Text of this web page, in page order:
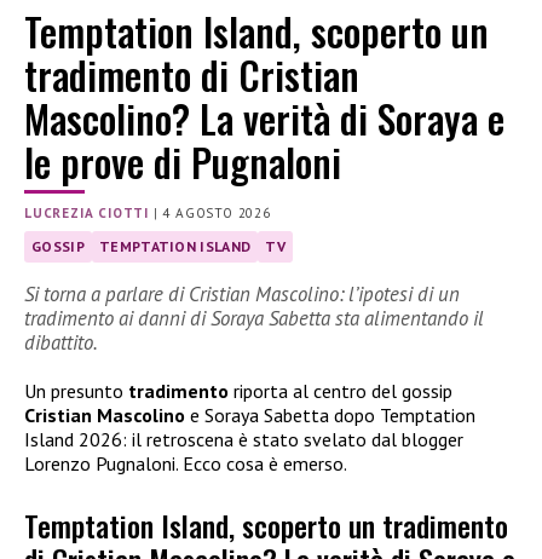
Temptation Island, scoperto un
tradimento di Cristian
Mascolino? La verità di Soraya e
le prove di Pugnaloni
LUCREZIA CIOTTI |4 AGOSTO 2026
GOSSIP TEMPTATION ISLAND TV
Si torna a parlare di Cristian Mascolino: l’ipotesi di un
tradimento ai danni di Soraya Sabetta sta alimentando il
dibattito.
Un presunto tradimento riporta al centro del gossip
Cristian Mascolino e Soraya Sabetta dopo Temptation
Island 2026: il retroscena è stato svelato dal blogger
Lorenzo Pugnaloni. Ecco cosa è emerso.
Temptation Island, scoperto un tradimento